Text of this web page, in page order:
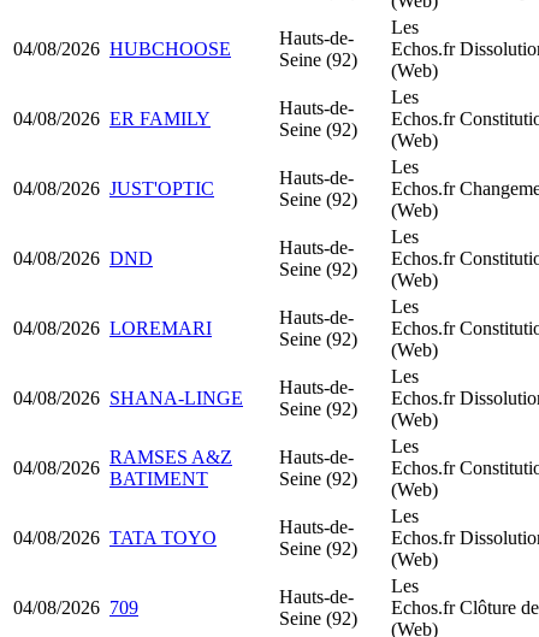
04/08/2026 HUBCHOOSE
Hauts-de-
Seine (92)
Les
Echos.fr
(Web)
04/08/2026 ER FAMILY
Hauts-de-
Seine (92)
Les
Echos.fr
(Web)
04/08/2026 JUST'OPTIC
Hauts-de-
Seine (92)
Les
Echos.fr
(Web)
04/08/2026 DND
Hauts-de-
Seine (92)
Les
Echos.fr
(Web)
04/08/2026 LOREMARI
Hauts-de-
Seine (92)
Les
Echos.fr
(Web)
04/08/2026 SHANA-LINGE
Hauts-de-
Seine (92)
Les
Echos.fr
(Web)
04/08/2026
RAMSES A&Z
BATIMENT
Hauts-de-
Seine (92)
Les
Echos.fr
(Web)
04/08/2026 TATA TOYO
Hauts-de-
Seine (92)
Les
Echos.fr
(Web)
04/08/2026 709
Hauts-de-
Seine (92)
Les
Echos.fr
(Web)
Clôture